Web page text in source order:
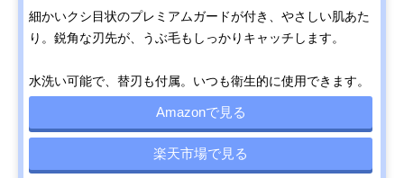
細かいクシ目状のプレミアムガードが付き、やさしい肌あた
り。鋭角な刃先が、うぶ毛もしっかりキャッチします。
水洗い可能で、替刃も付属。いつも衛生的に使用できます。
Amazonで見る
楽天市場で見る